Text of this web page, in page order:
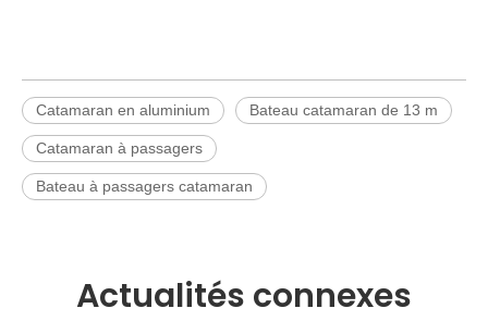
Catamaran en aluminium Bateau catamaran de 13 m
Catamaran à passagers
Bateau à passagers catamaran
Actualités connexes